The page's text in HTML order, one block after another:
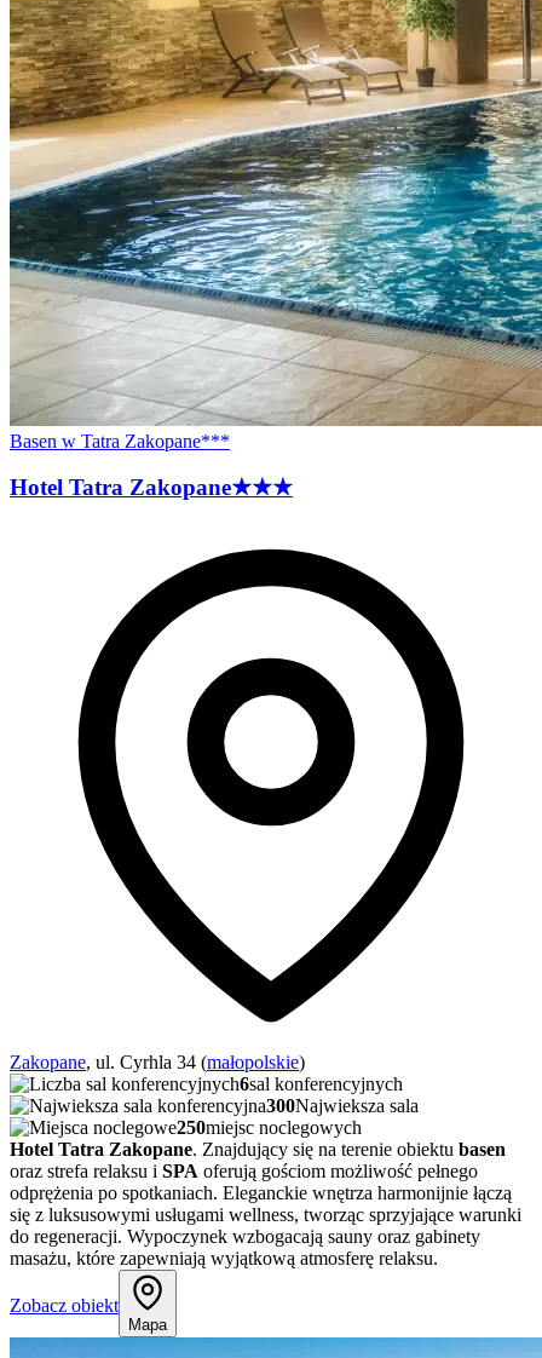
Basen w Tatra Zakopane***
Hotel Tatra Zakopane★★★
Zakopane, ul. Cyrhla 34 (małopolskie)
6sal konferencyjnych
300Najwieksza sala
250miejsc noclegowych
Hotel Tatra Zakopane. Znajdujący się na terenie obiektu basen
oraz strefa relaksu i SPA oferują gościom możliwość pełnego
odprężenia po spotkaniach. Eleganckie wnętrza harmonijnie łączą
się z luksusowymi usługami wellness, tworząc sprzyjające warunki
do regeneracji. Wypoczynek wzbogacają sauny oraz gabinety
masażu, które zapewniają wyjątkową atmosferę relaksu.
Zobacz obiekt
Mapa